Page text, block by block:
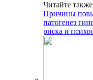
Читайте
Причины
патогенез
риска и